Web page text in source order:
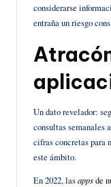
considerarse
entraña un riesgo
Un dato revelador:
consultas semanales
cifras concretas para
este ámbito.
En 2022, lasappsde